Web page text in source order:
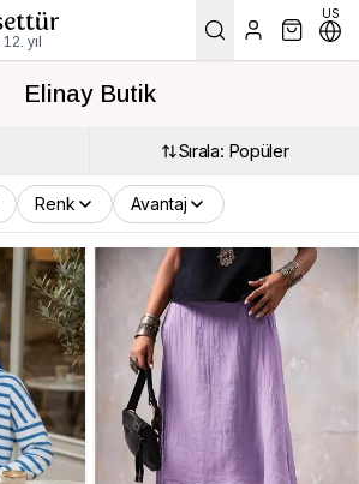
yıl
US
Elinay Butik
Sırala: Popüler
Renk Avantaj